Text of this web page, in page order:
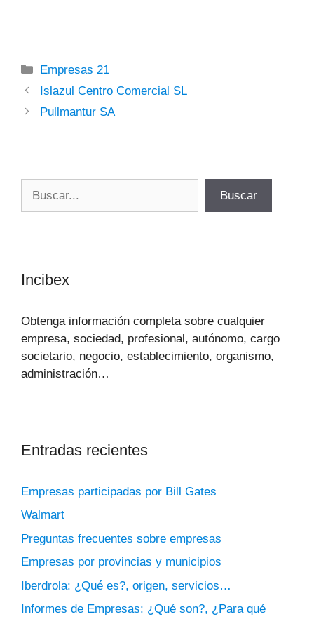
Categorías
Empresas 21
Islazul Centro Comercial SL
Pullmantur SA
Buscar
Incibex
Obtenga información completa sobre cualquier
empresa, sociedad, profesional, autónomo, cargo
societario, negocio, establecimiento, organismo,
administración…
Entradas recientes
Empresas participadas por Bill Gates
Walmart
Preguntas frecuentes sobre empresas
Empresas por provincias y municipios
Iberdrola: ¿Qué es?, origen, servicios…
Informes de Empresas: ¿Qué son?, ¿Para qué